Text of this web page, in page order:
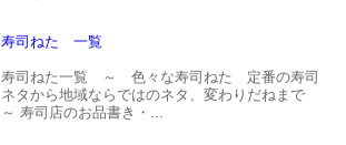
寿司ねた 一覧
寿司ねた一覧 ～ 色々な寿司ねた 定番の寿司
ネタから地域ならではのネタ、変わりだねまで
～ 寿司店のお品書き・...